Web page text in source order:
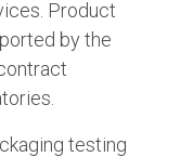
Product
by the
testing